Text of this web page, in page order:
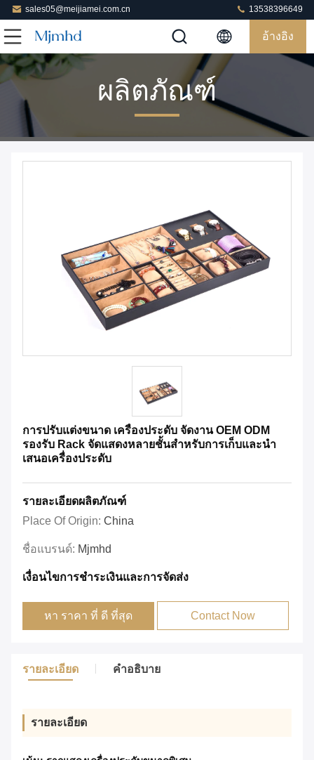
sales05@meijiamei.com.cn 13538396649
อ้างอิง
ผลิตภัณฑ์
การปรับแต่งขนาด เครื่องประดับ จัดงาน OEM ODM
รองรับ Rack จัดแสดงหลายชั้นสําหรับการเก็บและนํา
เสนอเครื่องประดับ
รายละเอียดผลิตภัณฑ์
Place Of Origin: China
ชื่อแบรนด์: Mjmhd
เงื่อนไขการชําระเงินและการจัดส่ง
หา ราคา ที่ ดี ที่สุด Contact Now
รายละเอียด คําอธิบาย
รายละเอียด